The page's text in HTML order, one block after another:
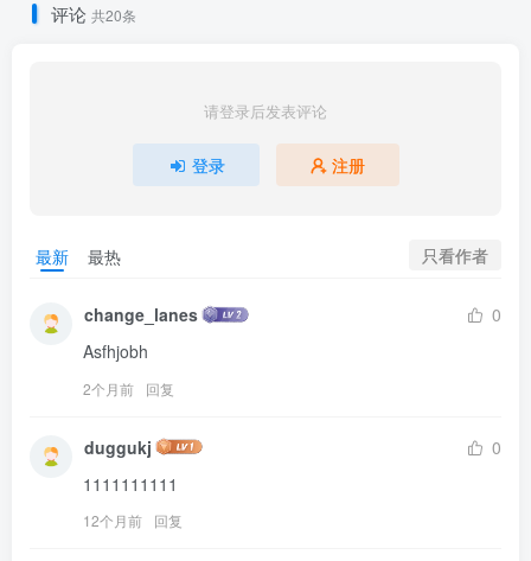
评论 共20条
请登录后发表评论
登录 注册
最新 最热 只看作者
change_lanes
0
Asfhjobh
2个月前 回复
duggukj
0
1111111111
12个月前 回复